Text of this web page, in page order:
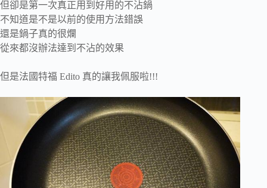
但卻是第一次真正用到好用的不沾鍋
不知道是不是以前的使用方法錯誤
還是鍋子真的很爛
從來都沒辦法達到不沾的效果
但是法國特福 Edito 真的讓我佩服啦!!!